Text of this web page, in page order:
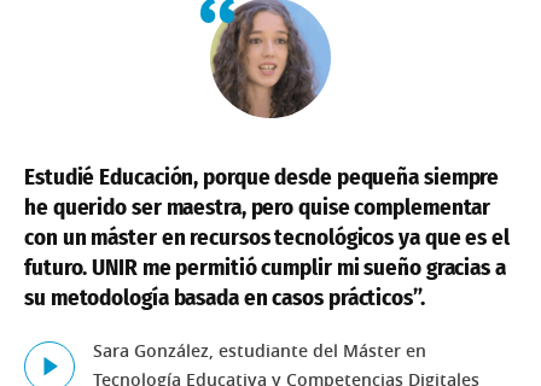
Estudié Educación, porque desde pequeña siempre
he querido ser maestra, pero quise complementar
con un máster en recursos tecnológicos ya que es el
futuro. UNIR me permitió cumplir mi sueño gracias a
su metodología basada en casos prácticos”.
Página
Sara González, estudiante del Máster en
Tecnología Educativa y Competencias Digitales